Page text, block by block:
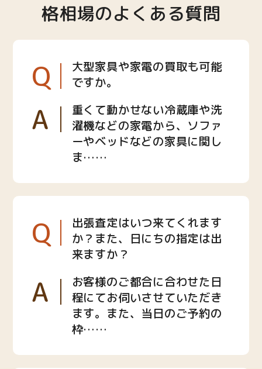
格相場のよくある質問
Q
大型家具や家電の買取も可能
ですか。
A
重くて動かせない冷蔵庫や洗
濯機などの家電から、ソファ
ーやベッドなどの家具に関し
ま……
Q
出張査定はいつ来てくれます
か？また、日にちの指定は出
来ますか？
A
お客様のご都合に合わせた日
程にてお伺いさせていただき
ます。また、当日のご予約の
枠……